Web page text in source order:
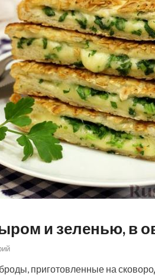
и зеленью, в
приготовленные на